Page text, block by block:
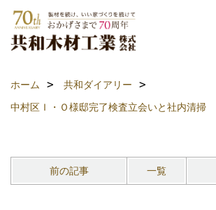
ホーム
共和ダイアリー
中村区Ｉ・Ｏ様邸完了検査立会いと社内清掃
前の記事 一覧